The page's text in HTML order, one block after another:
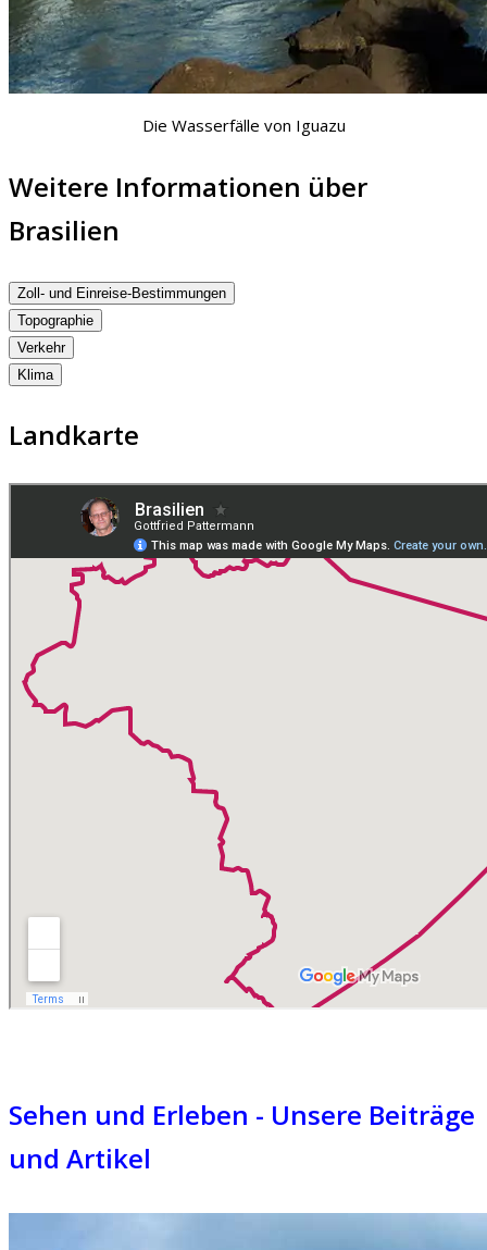
Die Wasserfälle von Iguazu
Weitere Informationen über
Brasilien
Zoll- und Einreise-Bestimmungen
Topographie
Verkehr
Klima
Landkarte
Sehen und Erleben - Unsere Beiträge
und Artikel